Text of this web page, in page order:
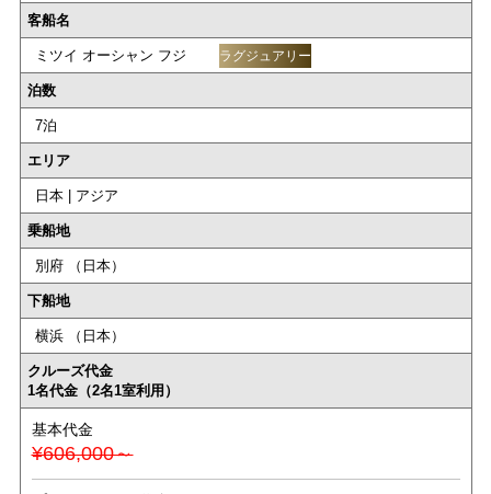
客船名
ミツイ オーシャン フジ ラグジュアリー
泊数
7泊
エリア
日本 | アジア
乗船地
別府 （日本）
下船地
横浜 （日本）
クルーズ代金
1名代金（2名1室利用）
基本代金
¥606,000～